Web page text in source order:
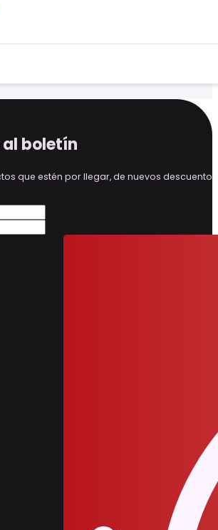
boletín
que estén por llegar, de nuevos